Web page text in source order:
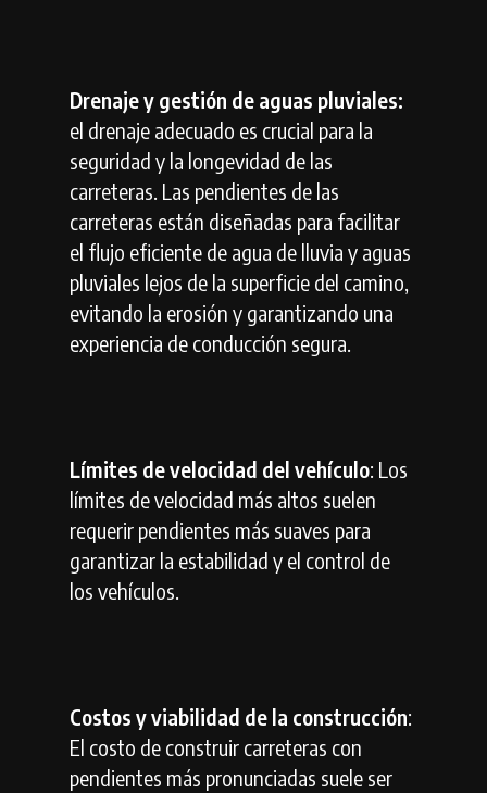
Drenaje y gestión de aguas pluviales:
el drenaje adecuado es crucial para la
seguridad y la longevidad de las
carreteras. Las pendientes de las
carreteras están diseñadas para facilitar
el flujo eficiente de agua de lluvia y aguas
pluviales lejos de la superficie del camino,
evitando la erosión y garantizando una
experiencia de conducción segura.
Límites de velocidad del vehículo: Los
límites de velocidad más altos suelen
requerir pendientes más suaves para
garantizar la estabilidad y el control de
los vehículos.
Costos y viabilidad de la construcción:
El costo de construir carreteras con
pendientes más pronunciadas suele ser